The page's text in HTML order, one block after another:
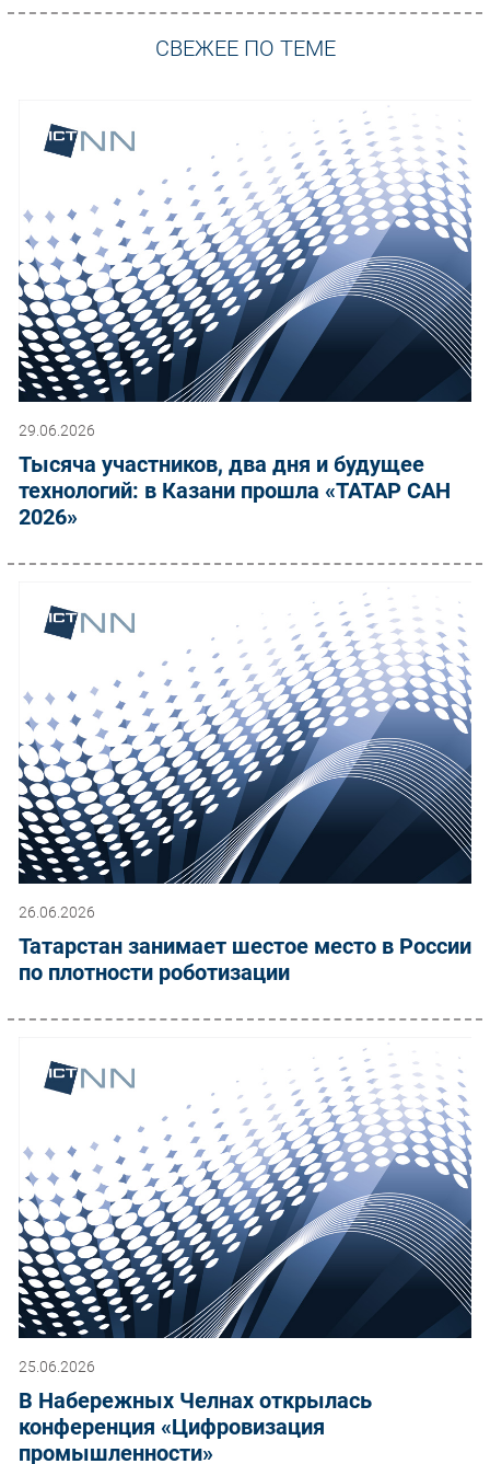
СВЕЖЕЕ ПО ТЕМЕ
29.06.2026
Тысяча участников, два дня и будущее
технологий: в Казани прошла «ТАТАР САН
2026»
26.06.2026
Татарстан занимает шестое место в России
по плотности роботизации
25.06.2026
В Набережных Челнах открылась
конференция «Цифровизация
промышленности»